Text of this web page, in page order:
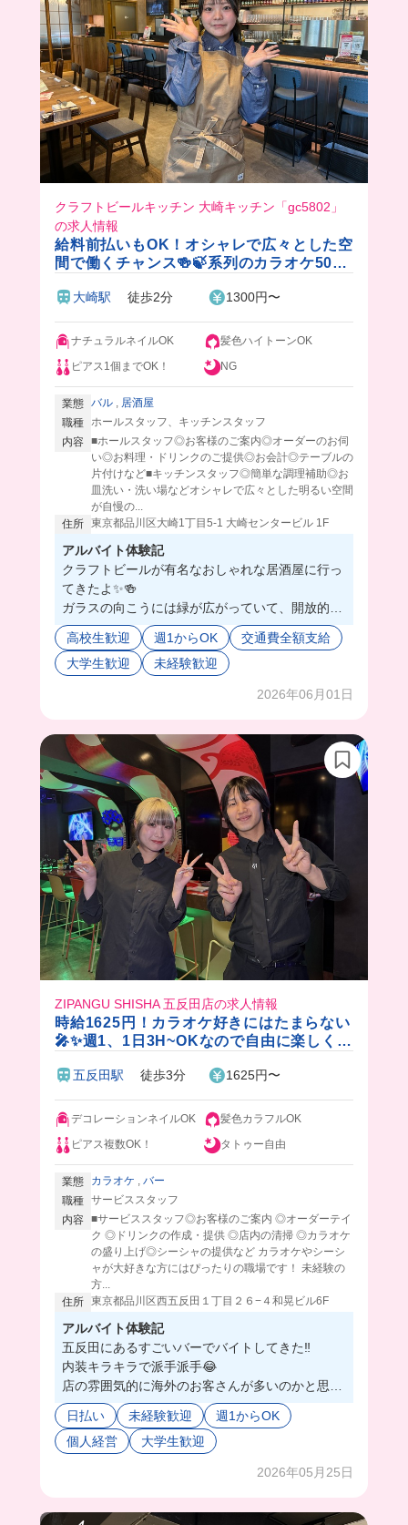
クラフトビールキッチン 大崎キッチン「gc5802」
の求人情報
給料前払いもOK！オシャレで広々とした空
間で働くチャンス🍻🍃系列のカラオケ50%
シフト🎵
大崎駅 徒歩2分 1300円〜
ナチュラルネイルOK
髪色ハイトーンOK
ピアス1個までOK！
NG
業態 バル , 居酒屋
職種 ホールスタッフ、キッチンスタッフ
内容 ■ホールスタッフ◎お客様のご案内◎オーダーのお伺
い◎お料理・ドリンクのご提供◎お会計◎テーブルの
片付けなど■キッチンスタッフ◎簡単な調理補助◎お
皿洗い・洗い場などオシャレで広々とした明るい空間
が自慢の...
住所 東京都品川区大崎1丁目5-1 大崎センタービル 1F
アルバイト体験記
クラフトビールが有名なおしゃれな居酒屋に行っ
てきたよ✨🍻
ガラスの向こうには緑が広がっていて、開放的な
店舗だった👀✨
料理もおしゃれなものが多くて、目で見てても楽
しい😊
仕事に打ち込めそう🌟
高校生歓迎 週1からOK
交通費全額支給
大学生歓迎
未経験歓迎
2026年06月01日
ZIPANGU SHISHA 五反田店の求人情報
時給1625円！カラオケ好きにはたまらない
🎤✨週1、1日3H~OKなので自由に楽しく働
五反田駅 徒歩3分 1625円〜
デコレーションネイルOK
髪色カラフルOK
ピアス複数OK！
タトゥー自由
業態 カラオケ
バー
職種 サービススタッフ
内容 ■サービススタッフ◎お客様のご案内 ◎オーダーテイ
ク ◎ドリンクの作成・提供 ◎店内の清掃 ◎カラオケ
の盛り上げ◎シーシャの提供など カラオケやシーシ
ャが大好きな方にはぴったりの職場です！ 未経験の
方...
住所 東京都品川区西五反田１丁目２６−４和晃ビル6F
アルバイト体験記
五反田にあるすごいバーでバイトしてきた‼️
内装キラキラで派手派手😂
店の雰囲気的に海外のお客さんが多いのかと思っ
たけど、意外と少ないらしい…！
英語話せなくても全く問題ないよ💗
スタッフは皆さん若いけど落ち着いてる人が多く
日払い 未経験歓迎
週1からOK
個人経営
大学生歓迎
2026年05月25日